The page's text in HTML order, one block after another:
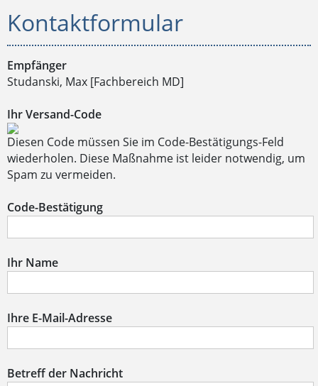
Kontaktformular
Empfänger
Studanski, Max [Fachbereich MD]
Ihr Versand-Code
Diesen Code müssen Sie im Code-Bestätigungs-Feld
wiederholen. Diese Maßnahme ist leider notwendig, um
Spam zu vermeiden.
Code-Bestätigung
Ihr Name
Ihre E-Mail-Adresse
Betreff der Nachricht